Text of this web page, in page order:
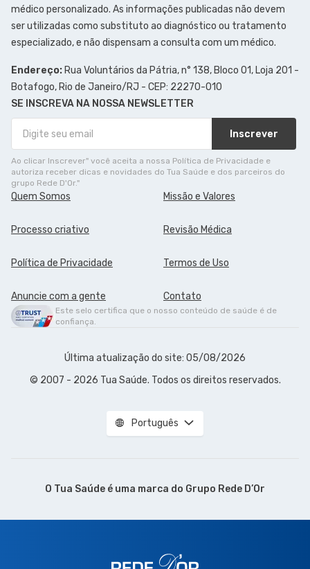
médico personalizado. As informações publicadas não devem
ser utilizadas como substituto ao diagnóstico ou tratamento
especializado, e não dispensam a consulta com um médico.
Endereço: Rua Voluntários da Pátria, n° 138, Bloco 01, Loja 201 -
Botafogo, Rio de Janeiro/RJ - CEP: 22270-010
SE INSCREVA NA NOSSA NEWSLETTER
Inscrever
Ao clicar Inscrever" você aceita a nossa Política de Privacidade e
autoriza receber dicas e novidades do Tua Saúde e dos parceiros do
grupo Rede D'Or."
Quem Somos Missão e Valores
Processo criativo Revisão Médica
Política de Privacidade Termos de Uso
Anuncie com a gente Contato
Este selo certifica que o nosso conteúdo de saúde é de
confiança.
Última atualização do site: 05/08/2026
© 2007 - 2026 Tua Saúde. Todos os direitos reservados.
Português
O Tua Saúde é uma marca do Grupo Rede D’Or